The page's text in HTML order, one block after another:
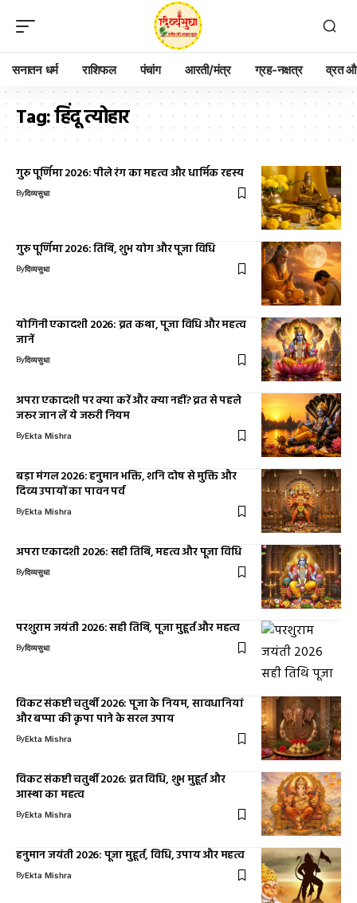
सनातन धर्म राशिफल पंचांग आरती/मंत्र ग्रह-नक्षत्र व्रत
Tag:हिंदू त्योहार
गुरु पूर्णिमा 2026: पीले रंग का महत्व और धार्मिक रहस्य
Byदिव्यसुधा
गुरु पूर्णिमा 2026: तिथि, शुभ योग और पूजा विधि
Byदिव्यसुधा
योगिनी एकादशी 2026: व्रत कथा, पूजा विधि और महत्व
जानें
Byदिव्यसुधा
अपरा एकादशी पर क्या करें और क्या नहीं? व्रत से पहले
जरूर जान लें ये जरूरी नियम
ByEkta Mishra
बड़ा मंगल 2026: हनुमान भक्ति, शनि दोष से मुक्ति और
दिव्य उपायों का पावन पर्व
ByEkta Mishra
अपरा एकादशी 2026: सही तिथि, महत्व और पूजा विधि
Byदिव्यसुधा
परशुराम जयंती 2026: सही तिथि, पूजा मुहूर्त और महत्व
Byदिव्यसुधा
विकट संकष्टी चतुर्थी 2026: पूजा के नियम, सावधानियां
और बप्पा की कृपा पाने के सरल उपाय
ByEkta Mishra
विकट संकष्टी चतुर्थी 2026: व्रत विधि, शुभ मुहूर्त और
आस्था का महत्व
ByEkta Mishra
हनुमान जयंती 2026: पूजा मुहूर्त, विधि, उपाय और महत्व
ByEkta Mishra